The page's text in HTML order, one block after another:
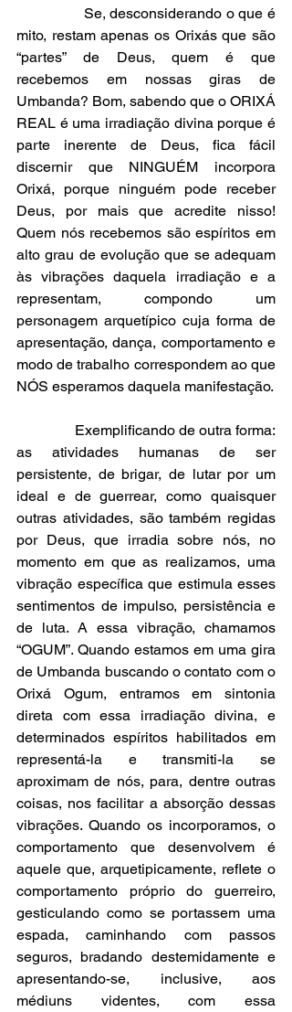
mito, restam apenas os Orixás que são
“partes” de Deus, quem é que
recebemos em nossas giras de
Umbanda? Bom, sabendo que o ORIXÁ
REAL é uma irradiação divina porque é
parte inerente de Deus, fica fácil
discernir que NINGUÉM incorpora
Orixá, porque ninguém pode receber
Deus, por mais que acredite nisso!
Quem nós recebemos são espíritos em
alto grau de evolução que se adequam
às vibrações daquela irradiação e a
representam, compondo um
personagem arquetípico cuja forma de
apresentação, dança, comportamento e
modo de trabalho correspondem ao que
NÓS esperamos daquela manifestação.
as atividades humanas de ser
persistente, de brigar, de lutar por um
ideal e de guerrear, como quaisquer
outras atividades, são também regidas
por Deus, que irradia sobre nós, no
momento em que as realizamos, uma
vibração específica que estimula esses
sentimentos de impulso, persistência e
de luta. A essa vibração, chamamos
“OGUM”. Quando estamos em uma gira
de Umbanda buscando o contato com o
Orixá Ogum, entramos em sintonia
direta com essa irradiação divina, e
determinados espíritos habilitados em
representá-la e transmiti-la se
aproximam de nós, para, dentre outras
coisas, nos facilitar a absorção dessas
vibrações. Quando os incorporamos, o
comportamento que desenvolvem é
aquele que, arquetipicamente, reflete o
comportamento próprio do guerreiro,
gesticulando como se portassem uma
espada, caminhando com passos
seguros, bradando destemidamente e
apresentando-se, inclusive, aos
médiuns videntes, com essa